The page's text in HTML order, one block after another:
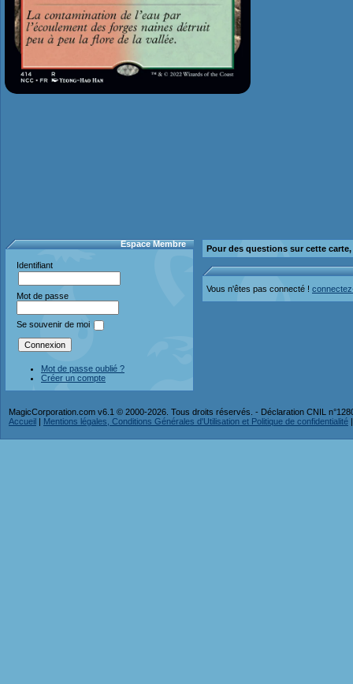
Espace Membre
Identifiant
Mot de passe
Se souvenir de moi
Mot de passe oublié ?
Créer un compte
Pour des questions sur cette
Vous n'êtes pas connecté !
MagicCorporation.com v6.1 © 2000-2026. Tous droits réservés. - Déclaration CNIL
Accueil | Mentions légales, Conditions Générales d'Utilisation et Politique de confidentialité